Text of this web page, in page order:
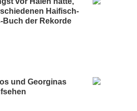
Haifisch-
Buch der Rekorde
und Georginas